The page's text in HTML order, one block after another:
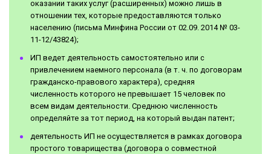
оказании таких услуг (расширенных) можно лишь в
отношении тех, которые предоставляются только
населению (письма Минфина России от 02.09. 2014 № 03-
11-12/43824);
ИП ведет деятельность самостоятельно или с
привлечением наемного персонала (в т. ч. по договорам
гражданско-правового характера), средняя
численность которого не превышает 15 человек по
всем видам деятельности. Среднюю численность
определяйте за тот период, на который выдан патент;
деятельность ИП не осуществляется в рамках договора
простого товарищества (договора о совместной